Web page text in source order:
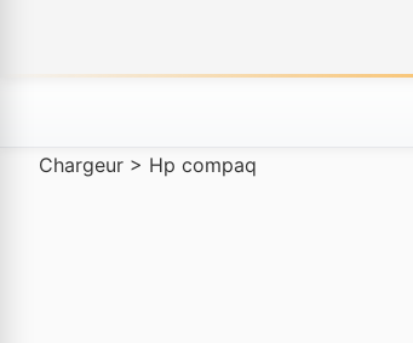
Chargeur > Hp compaq